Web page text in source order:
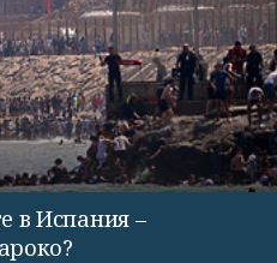
в Испания –